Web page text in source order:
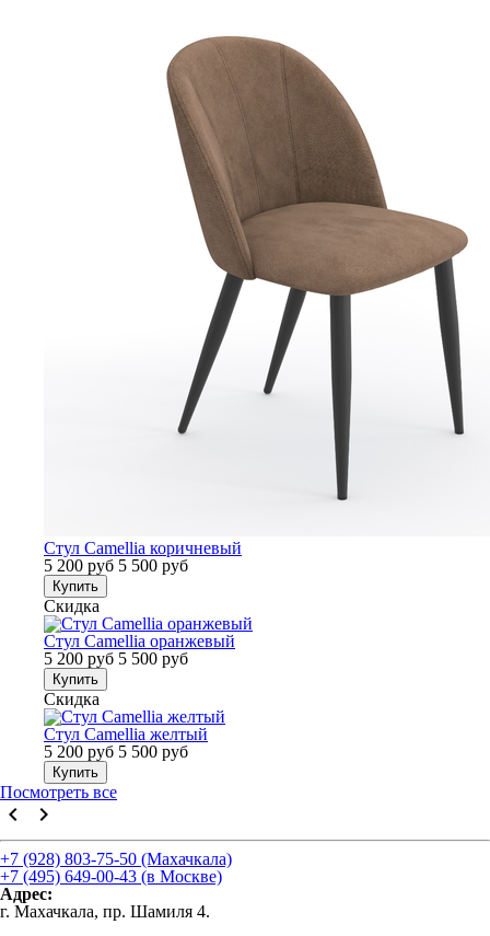
Стул Camellia коричневый
5 200 руб 5 500 руб
Купить
Скидка
Стул Camellia оранжевый
5 200 руб 5 500 руб
Купить
Скидка
Стул Camellia желтый
5 200 руб 5 500 руб
Купить
Посмотреть все
keyboard_arrow_left keyboard_arrow_right
+7 (928) 803-75-50 (Махачкала)
+7 (495) 649-00-43 (в Москве)
Адрес:
г. Махачкала, пр. Шамиля 4.